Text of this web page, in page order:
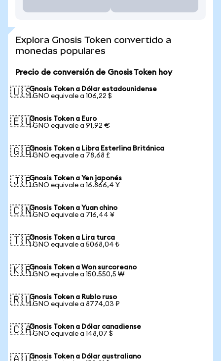
Explora Gnosis Token convertido a
monedas populares
Precio de conversión de Gnosis Token hoy
🇺🇸Gnosis Token a Dólar estadounidense
1 GNO equivale a 106,22 $
🇪🇺Gnosis Token a Euro
1 GNO equivale a 91,92 €
🇬🇧Gnosis Token a Libra Esterlina Británica
1 GNO equivale a 78,68 £
🇯🇵Gnosis Token a Yen japonés
1 GNO equivale a 16.866,4 ¥
🇨🇳Gnosis Token a Yuan chino
1 GNO equivale a 716,44 ¥
🇹🇷Gnosis Token a Lira turca
1 GNO equivale a 5068,04 ₺
🇰🇷Gnosis Token a Won surcoreano
1 GNO equivale a 150.550,5 ₩
🇷🇺Gnosis Token a Rublo ruso
1 GNO equivale a 8774,03 ₽
🇨🇦Gnosis Token a Dólar canadiense
1 GNO equivale a 148,07 $
Gnosis Token a Dólar australiano